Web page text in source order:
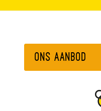
Ons Aanbod